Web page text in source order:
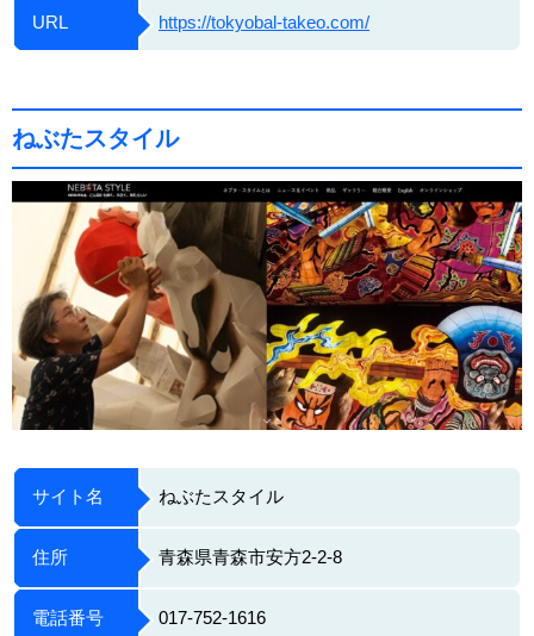
URL https://tokyobal-takeo.com/
ねぶたスタイル
サイト名 ねぶたスタイル
住所 青森県青森市安方2-2-8
電話番号 017-752-1616